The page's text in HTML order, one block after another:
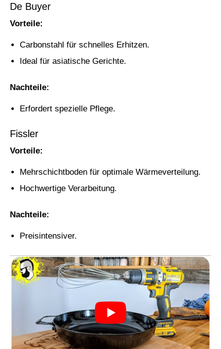
De Buyer
Vorteile:
Carbonstahl für schnelles Erhitzen.
Ideal für asiatische Gerichte.
Nachteile:
Erfordert spezielle Pflege.
Fissler
Vorteile:
Mehrschichtboden für optimale Wärmeverteilung.
Hochwertige Verarbeitung.
Nachteile:
Preisintensiver.